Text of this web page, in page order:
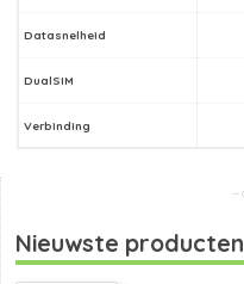
Datasnelheid
DualSIM
Verbinding
Nieuwste producten